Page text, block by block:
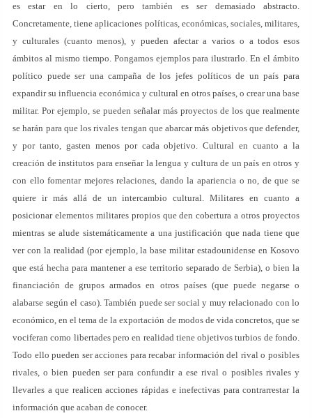
es estar en lo cierto, pero también es ser demasiado abstracto.
Concretamente, tiene aplicaciones políticas, económicas, sociales, militares,
y culturales (cuanto menos), y pueden afectar a varios o a todos esos
ámbitos al mismo tiempo. Pongamos ejemplos para ilustrarlo. En el ámbito
político puede ser una campaña de los jefes políticos de un país para
expandir su influencia económica y cultural en otros países, o crear una base
militar. Por ejemplo, se pueden señalar más proyectos de los que realmente
se harán para que los rivales tengan que abarcar más objetivos que defender,
y por tanto, gasten menos por cada objetivo. Cultural en cuanto a la
creación de institutos para enseñar la lengua y cultura de un país en otros y
con ello fomentar mejores relaciones, dando la apariencia o no, de que se
quiere ir más allá de un intercambio cultural. Militares en cuanto a
posicionar elementos militares propios que den cobertura a otros proyectos
mientras se alude sistemáticamente a una justificación que nada tiene que
ver con la realidad (por ejemplo, la base militar estadounidense en Kosovo
que está hecha para mantener a ese territorio separado de Serbia), o bien la
financiación de grupos armados en otros países (que puede negarse o
alabarse según el caso). También puede ser social y muy relacionado con lo
económico, en el tema de la exportación de modos de vida concretos, que se
vociferan como libertades pero en realidad tiene objetivos turbios de fondo.
Todo ello pueden ser acciones para recabar información del rival o posibles
rivales, o bien pueden ser para confundir a ese rival o posibles rivales y
llevarles a que realicen acciones rápidas e inefectivas para contrarrestar la
información que acaban de conocer.